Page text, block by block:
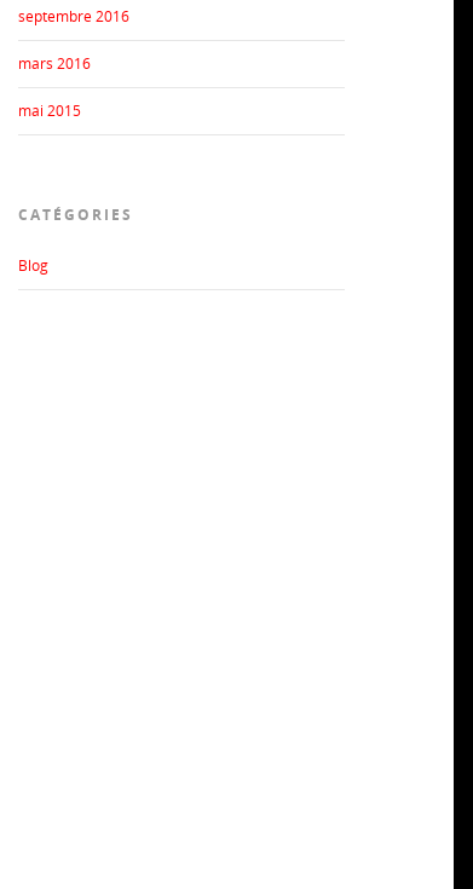
septembre 2016
mars 2016
mai 2015
CATÉGORIES
Blog